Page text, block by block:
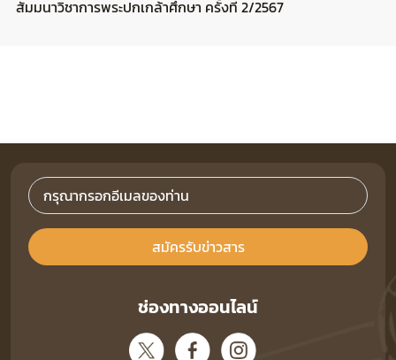
สัมมนาวิชาการพระปกเกล้าศึกษา ครั้งที่ 2/2567
สมัครรับข่าวสาร
ช่องทางออนไลน์